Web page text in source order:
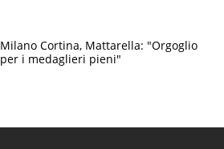
Milano Cortina, Mattarella: "Orgoglio
per i medaglieri pieni"